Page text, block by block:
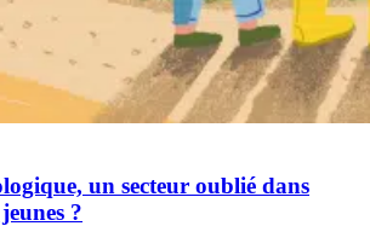
un secteur oublié dans
?